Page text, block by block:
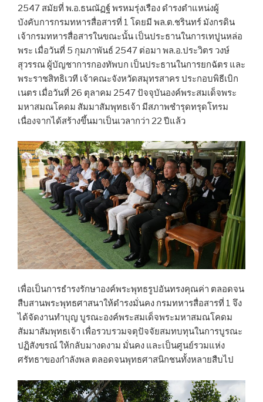
2547 สมัยที่ พ.อ.ธนณัฏฐ์ พรหมรุ่งเรือง ดำรงตำแหน่งผู้
บังคับการกรมทหารสื่อสารที่ 1 โดยมี พล.ต.ชรินทร์ มังกรดิน
เจ้ากรมทหารสื่อสารในขณะนั้น เป็นประธานในการเทปูนหล่อ
พระ เมื่อวันที่ 5 กุมภาพันธ์ 2547 ต่อมา พล.อ.ประวิตร วงษ์
สุวรรณ ผู้บัญชาการกองทัพบก เป็นประธานในการยกฉัตร และ
พระราชสิทธิเวที เจ้าคณะจังหวัดสมุทรสาคร ประกอบพิธีเบิก
เนตร เมื่อวันที่ 26 ตุลาคม 2547 ปัจจุบันองค์พระสมเด็จพระ
มหาสมณโคดม สัมมาสัมพุทธเจ้า มีสภาพชำรุดทรุดโทรม
เนื่องจากได้สร้างขึ้นมาเป็นเวลากว่า 22 ปีแล้ว
เพื่อเป็นการธำรงรักษาองค์พระพุทธรูปอันทรงคุณค่า ตลอดจน
สืบสานพระพุทธศาสนาให้ดำรงมั่นคง กรมทหารสื่อสารที่ 1 จึง
ได้จัดงานทำบุญ บูรณะองค์พระสมเด็จพระมหาสมณโคดม
สัมมาสัมพุทธเจ้า เพื่อรวบรวมจตุปัจจัยสมทบทุนในการบูรณะ
ปฏิสังขรณ์ ให้กลับมางดงาม มั่นคง และเป็นศูนย์รวมแห่ง
ศรัทธาของกำลังพล ตลอดจนพุทธศาสนิกชนทั้งหลายสืบไป